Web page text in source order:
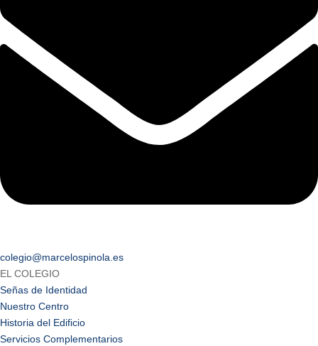
colegio@marcelospinola.es
EL COLEGIO
Señas de Identidad
Nuestro Centro
Historia del Edificio
Servicios Complementarios